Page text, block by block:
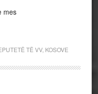
mes
TË VV, KOSOVE